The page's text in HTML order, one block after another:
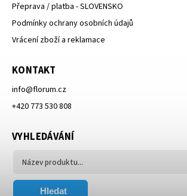
Přeprava / platba - SLOVENSKO
Podmínky ochrany osobních údajů
Vrácení zboží a reklamace
KONTAKT
info@florum.cz
+420 773 530 808
VYHLEDÁVÁNÍ
Hledat